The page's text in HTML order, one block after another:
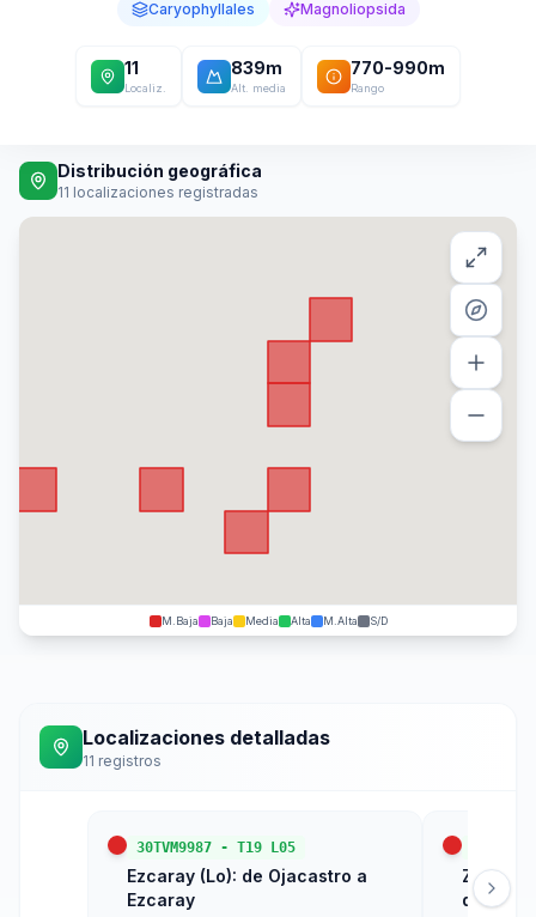
Caryophyllales
Magnoliopsida
11
Localiz.
839m
Alt. media
770-990m
Rango
Distribución geográfica
11 localizaciones registradas
M.Baja Baja Media Alta M.Alta S/D
Localizaciones detalladas
11 registros
30TVM9987 - T19 L05
Ezcaray (Lo): de Ojacastro a
Ezcaray
del